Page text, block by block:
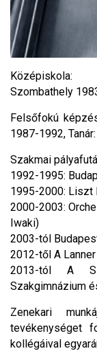
Középiskola:
Szombathely
Felsőfokú
1987-1992,
Szakmai
1992-1995:
1995-2000: Liszt
2000-2003:
Iwaki)
2003-tól
2012-től A
2013-tól A
Szakgimnázium
Zenekari
tevékenységet
kollégáival